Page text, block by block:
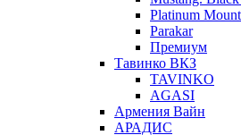
Platinum
Parakar
Премиум
Тавинко ВКЗ
TAVINKO
AGASI
Армения Вайн
АРАДИС